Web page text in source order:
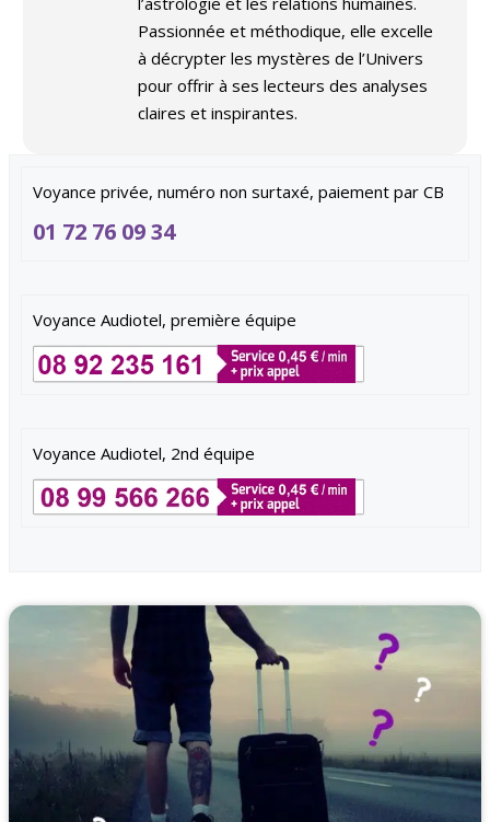
Voyance privée, numéro non surtaxé, paiement par CB
01 72 76 09 34
Voyance Audiotel, première équipe
Voyance Audiotel, 2nd équipe
Passionnée et méthodique, elle excelle
à décrypter les mystères de l’Univers
pour offrir à ses lecteurs des analyses
claires et inspirantes.